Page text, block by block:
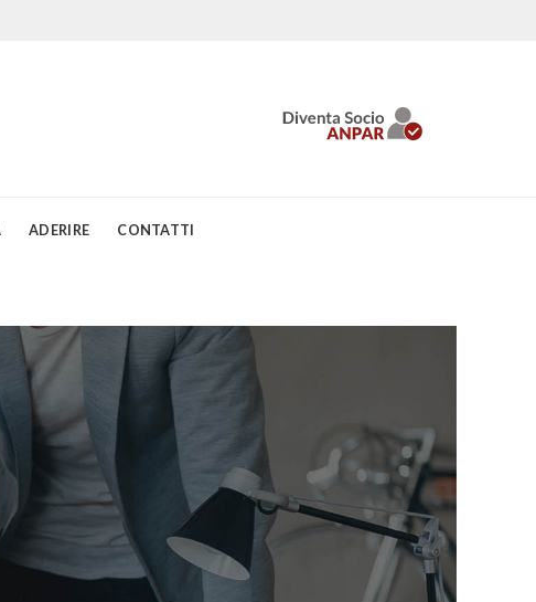
ADERIRE CONTATTI